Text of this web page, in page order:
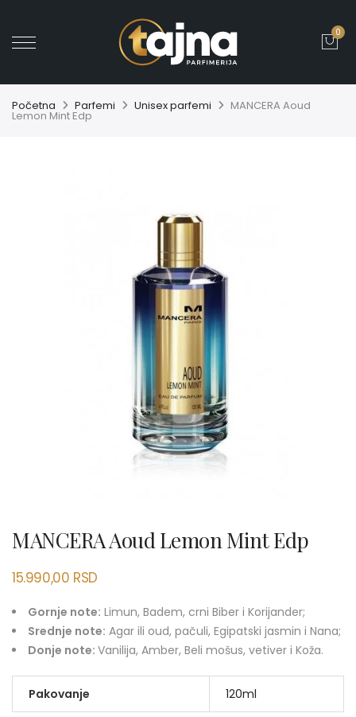
0
Početna Parfemi Unisex parfemi MANCERA Aoud
Lemon Mint Edp
MANCERA Aoud Lemon Mint Edp
15.990,00 RSD
Gornje note: Limun, Badem, crni Biber i Korijander;
Srednje note: Agar ili oud, pačuli, Egipatski jasmin i Nana;
Donje note: Vanilija, Amber, Beli mošus, vetiver i Koža.
Pakovanje 120ml